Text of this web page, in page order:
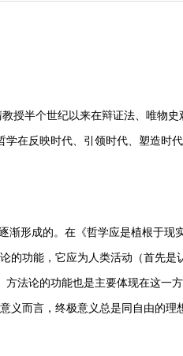
授半个世纪以来在辩证法、唯物史
在反映时代、引领时代、塑造时
渐形成的。在《哲学应是植根于现
的功能，它应为人类活动（首先是
法论的功能也是主要体现在这一
义而言，终极意义总是同自由的理